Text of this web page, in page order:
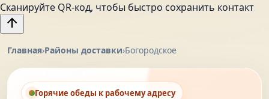
Сканируйте QR-код, чтобы быстро сохранить контакт
arrow_upward
Главная›Районы доставки›Богородское
Горячие обеды к рабочему адресу